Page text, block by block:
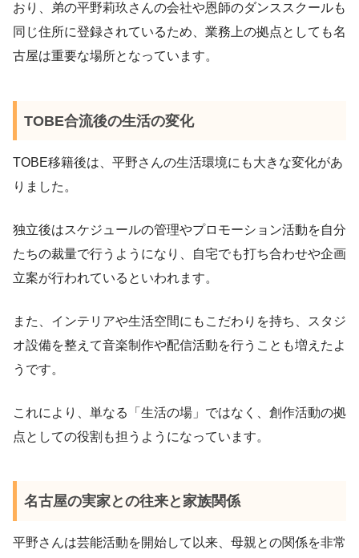
おり、弟の平野莉玖さんの会社や恩師のダンススクールも
同じ住所に登録されているため、業務上の拠点としても名
古屋は重要な場所となっています。
TOBE合流後の生活の変化
TOBE移籍後は、平野さんの生活環境にも大きな変化があ
りました。
独立後はスケジュールの管理やプロモーション活動を自分
たちの裁量で行うようになり、自宅でも打ち合わせや企画
立案が行われているといわれます。
また、インテリアや生活空間にもこだわりを持ち、スタジ
オ設備を整えて音楽制作や配信活動を行うことも増えたよ
うです。
これにより、単なる「生活の場」ではなく、創作活動の拠
点としての役割も担うようになっています。
名古屋の実家との往来と家族関係
平野さんは芸能活動を開始して以来、母親との関係を非常